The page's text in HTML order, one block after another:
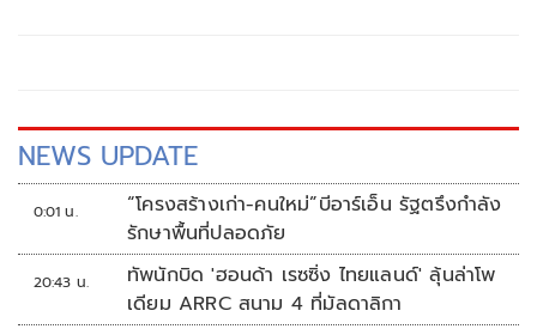
NEWS UPDATE
0:01 น.
“โครงสร้างเก่า-คนใหม่”บีอาร์เอ็น รัฐตรึงกำลัง
รักษาพื้นที่ปลอดภัย
20:43 น.
ทัพนักบิด 'ฮอนด้า เรซซิ่ง ไทยแลนด์' ลุ้นล่าโพ
เดียม ARRC สนาม 4 ที่มัลดาลิกา